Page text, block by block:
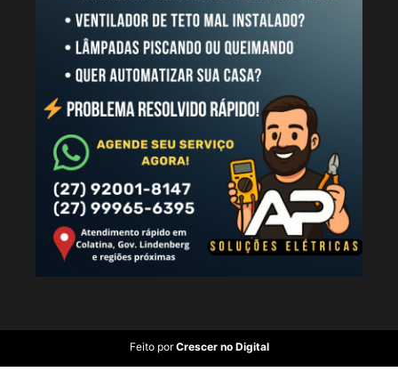
Feito por Crescer no Digital